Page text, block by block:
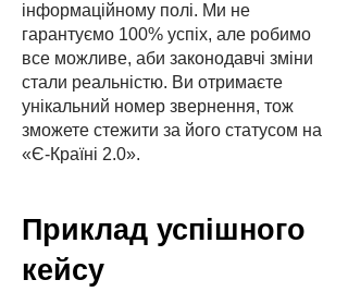
інформаційному полі. Ми не
гарантуємо 100% успіх, але робимо
все можливе, аби законодавчі зміни
стали реальністю. Ви отримаєте
унікальний номер звернення, тож
зможете стежити за його статусом на
«Є-Країні 2.0».
Приклад успішного
кейсу